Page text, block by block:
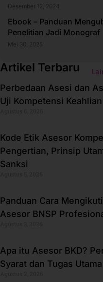
Desember 12, 2024
Ebook – Panduan
Penelitian Jadi Monograf
Mei 30, 2025
Artikel Terbaru
Perbedaan Asesi dan
Uji Kompetensi Keahlian
Kode Etik Asesor
Pengertian, Prinsip
Sanksi
Panduan Cara
Asesor BNSP
Apa itu Asesor BKD?
Syarat dan Tugas Utama